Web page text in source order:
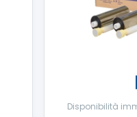
Disponibilità